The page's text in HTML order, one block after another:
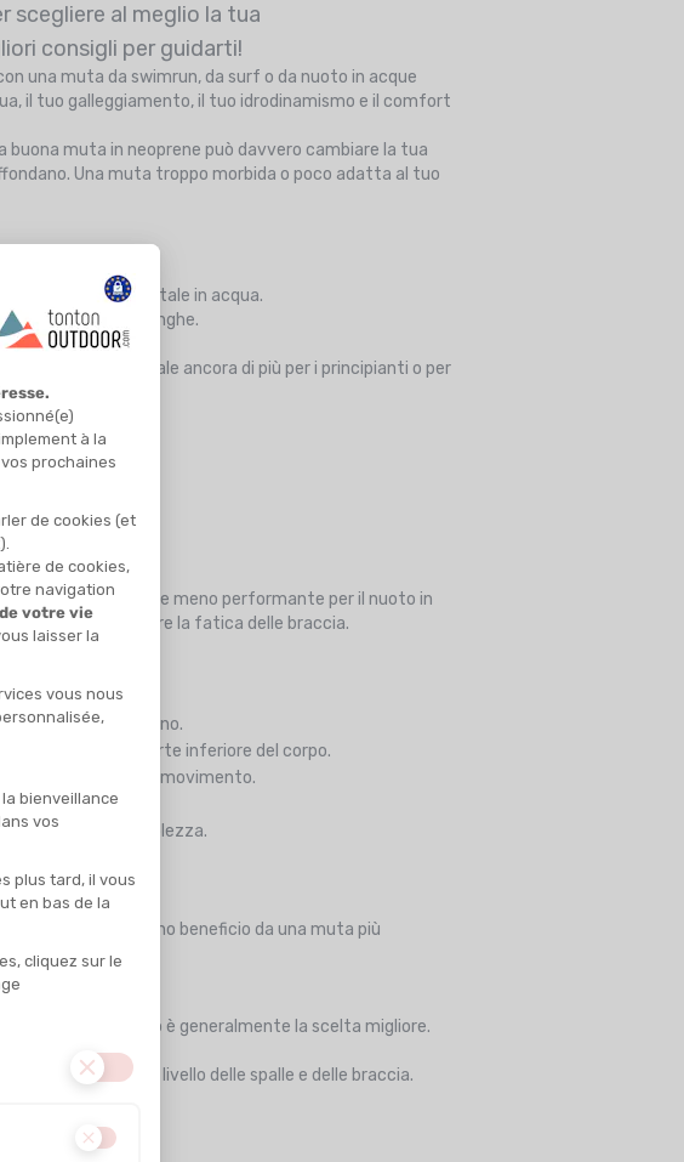
scegliere al meglio la tua
consigli per guidarti!
una muta da swimrun, da surf o da nuoto in acque
il tuo galleggiamento, il tuo idrodinamismo e il comfort
muta in neoprene può davvero cambiare la tua
Una muta troppo morbida o poco adatta al tuo
più orizzontale in acqua.
o sulle distanze lunghe.
Questo vale ancora di più per i principianti o per
veloce
livello delle spalle e meno performante per il nuoto in
e limitare la fatica delle braccia.
gambe e del bacino.
spesso sulla parte inferiore del corpo.
libertà di movimento.
dall'acqua.
e migliore scorrevolezza.
spesso traggono beneficio da una muta più
di nuoto.
galleggiamento è generalmente la scelta migliore.
soprattutto a livello delle spalle e delle braccia.